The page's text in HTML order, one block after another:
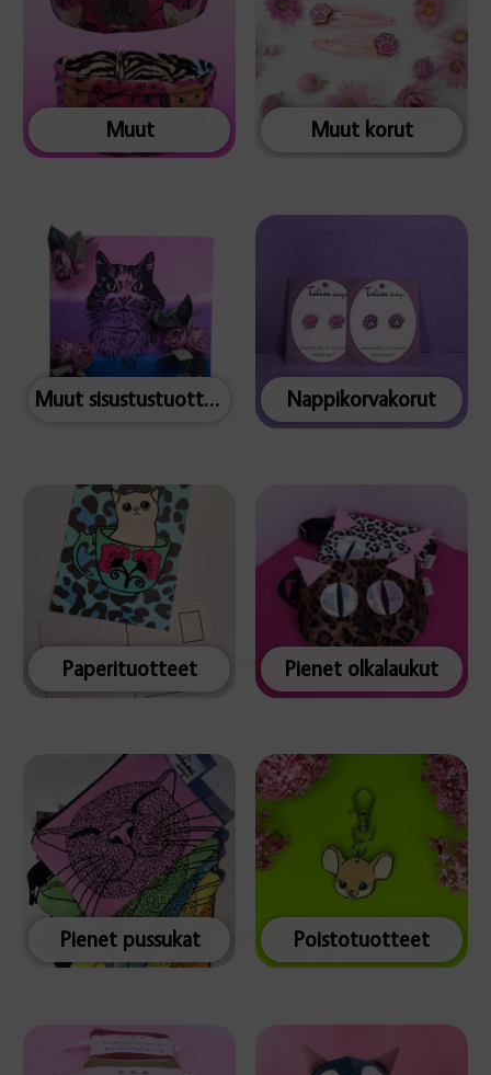
Muut Muut korut
Muut sisustustuotteet Nappikorvakorut
Paperituotteet Pienet olkalaukut
Pienet pussukat Poistotuotteet